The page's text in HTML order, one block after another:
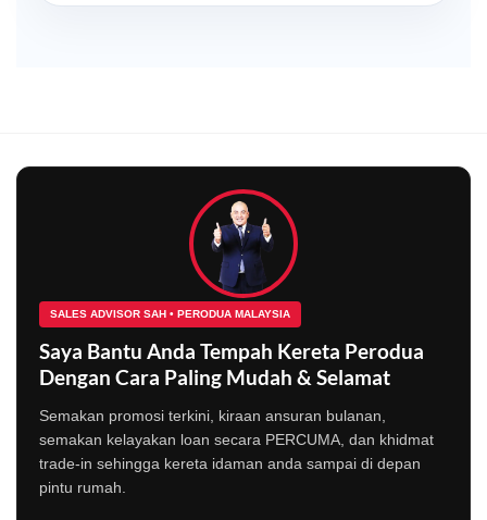
SALES ADVISOR SAH • PERODUA MALAYSIA
Saya Bantu Anda Tempah Kereta Perodua
Dengan Cara Paling Mudah & Selamat
Semakan promosi terkini, kiraan ansuran bulanan,
semakan kelayakan loan secara PERCUMA, dan khidmat
trade-in sehingga kereta idaman anda sampai di depan
pintu rumah.